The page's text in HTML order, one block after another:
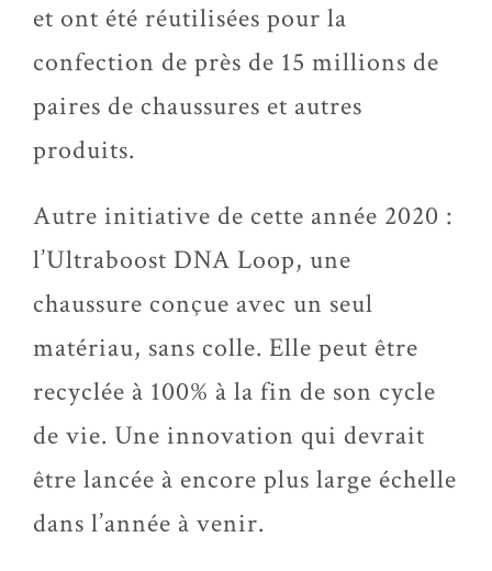
et ont été réutilisées pour la
confection de près de 15 millions de
paires de chaussures et autres
produits.
Autre initiative de cette année 2020 :
l’Ultraboost DNA Loop, une
chaussure conçue avec un seul
matériau, sans colle. Elle peut être
recyclée à 100% à la fin de son cycle
de vie. Une innovation qui devrait
être lancée à encore plus large échelle
dans l’année à venir.